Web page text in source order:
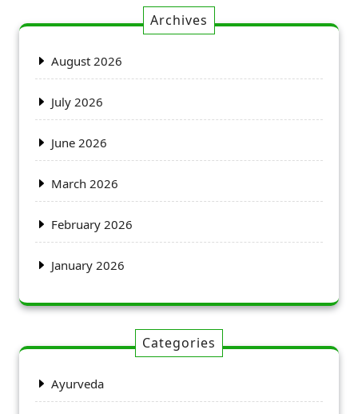
Archives
August 2026
July 2026
June 2026
March 2026
February 2026
January 2026
Categories
Ayurveda